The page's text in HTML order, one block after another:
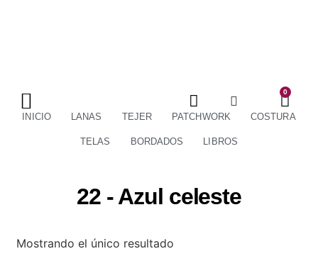
0
INICIO LANAS TEJER PATCHWORK COSTURA
TELAS BORDADOS LIBROS
22 - Azul celeste
Mostrando el único resultado